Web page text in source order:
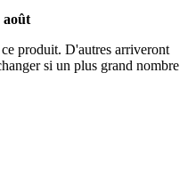
août
produit. D'autres arriveront
si un plus grand nombre